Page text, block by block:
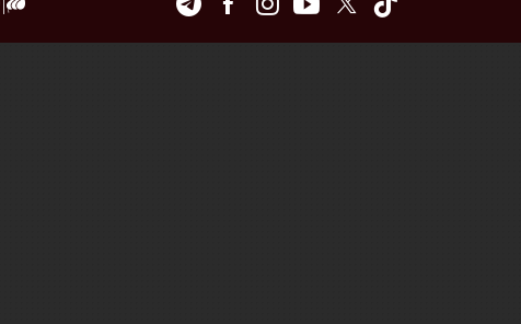
TelegramFacebookInstagramYoutubeTwitter